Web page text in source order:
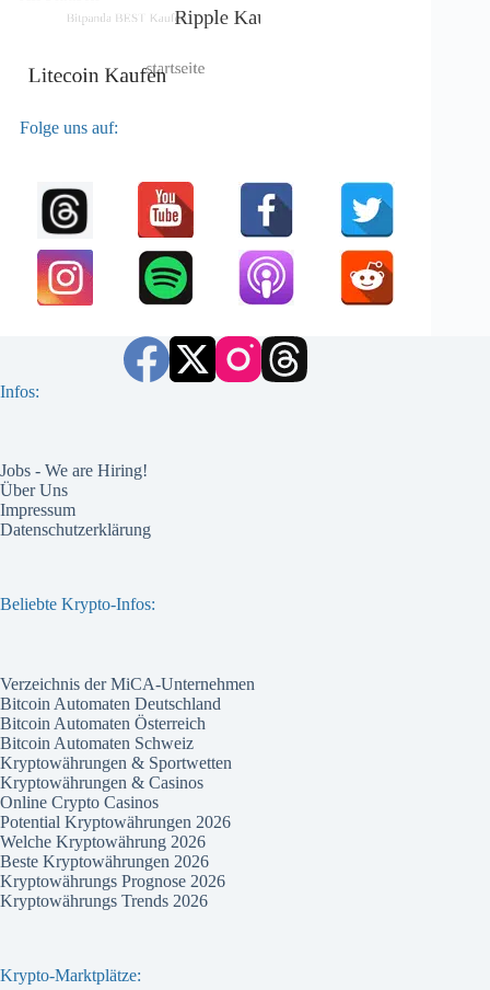
Folge uns auf:
Infos:
Jobs - We are Hiring!
Über Uns
Impressum
Datenschutzerklärung
Beliebte Krypto-Infos:
Verzeichnis der MiCA-Unternehmen
Bitcoin Automaten Deutschland
Bitcoin Automaten Österreich
Bitcoin Automaten Schweiz
Kryptowährungen & Sportwetten
Kryptowährungen & Casinos
Online Crypto Casinos
Potential Kryptowährungen 2026
Welche Kryptowährung 2026
Beste Kryptowährungen 2026
Kryptowährungs Prognose 2026
Kryptowährungs Trends 2026
Krypto-Marktplätze: